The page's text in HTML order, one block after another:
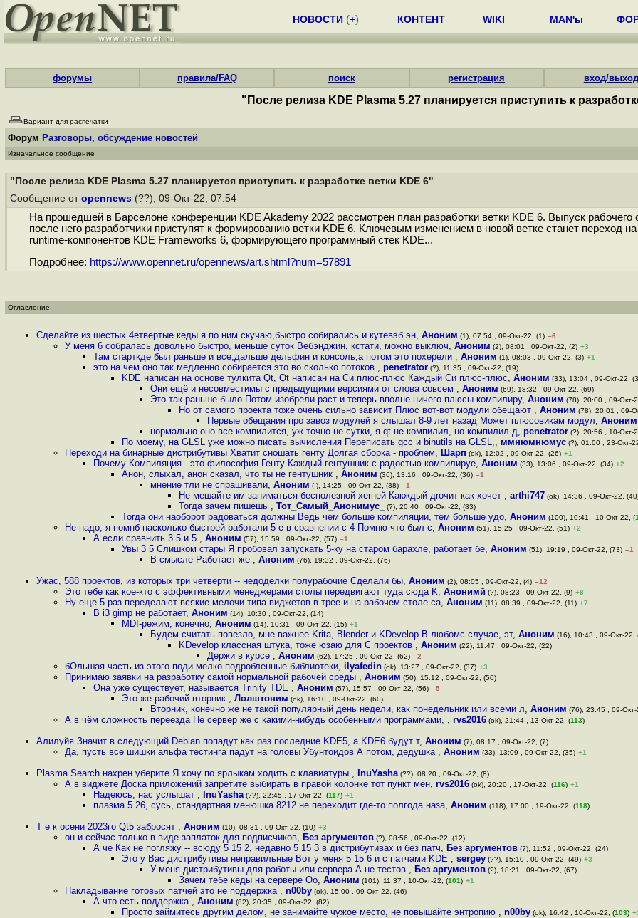
НОВОСТИ (+) КОНТЕНТ WIKI MAN'ы
форумы правила/FAQ поиск регистрация вход/выход
"После релиза KDE Plasma 5.27 планируется приступить к
Вариант для распечатки
Форум Разговоры, обсуждение новостей
Изначальное сообщение
"После релиза KDE Plasma 5.27 планируется приступить к разработке ветки KDE 6"
Сообщение от opennews (??), 09-Окт-22, 07:54
На прошедшей в Барселоне конференции KDE Akademy 2022 рассмотрен план разработки ветки KDE 6. Выпуск
после него разработчики приступят к формированию ветки KDE 6. Ключевым изменением в новой ветке станет переход
runtime-компонентов KDE Frameworks 6, формирующего программный стек KDE...
Подробнее: https://www.opennet.ru/opennews/art.shtml?num=57891
Оглавление
Сделайте из шестых 4етвертые кеды я по ним скучаю,быстро собирались и кутевэб эн, Аноним (1), 07:54 , 09-Окт-22, (1) –6
У меня 6 собралась довольно быстро, меньше суток Вебэнджин, кстати, можно выключ, Аноним (2), 08:01 , 09-Окт-22, (2) +3
Там старткде был раньше и все,дальше дельфин и консоль,а потом это похерели , Аноним (1), 08:03 , 09-Окт-22, (3) +1
это на чем оно так медленно собирается это во сколько потоков , penetrator (?), 11:35 , 09-Окт-22, (19)
KDE написан на основе тулкита Qt, Qt написан на Си плюс-плюс Каждый Си плюс-плюс, Аноним (33), 13:04 , 09-Окт-22,
Они ещё и несовместимы с предыдущими версиями от слова совсем , Аноним (69), 18:32 , 09-Окт-22, (69)
Это так раньше было Потом изобрели раст и теперь вполне ничего плюсы компилиру, Аноним (78), 20:00 , 09-Окт-
Но от самого проекта тоже очень сильно зависит Плюс вот-вот модули обещают , Аноним (78), 20:01 , 09-
Первые обещания про завоз модулей я слышал 8-9 лет назад Может плюсовикам модул, Аноним
нормально оно все компилится, уж точно не сутки, я qt не компилил, но компилил д, penetrator (?), 20:56 , 10-Окт-
По моему, на GLSL уже можно писать вычисления Переписать gcc и binutils на GLSL,, ммнюмнюмус (?), 01:00 , 23-Окт-
Переходи на бинарные дистрибутивы Хватит сношать генту Долгая сборка - проблем, Шарп (ok), 12:02 , 09-Окт-22, (26) +1
Почему Компиляция - это философия Генту Каждый гентушник с радостью компилируе, Аноним (33), 13:06 , 09-Окт-22, (34) +2
Анон, слыхал, анон сказал, что ты не гентушник , Аноним (36), 13:16 , 09-Окт-22, (36) –1
мнение тли не спрашивали, Аноним (-), 14:25 , 09-Окт-22, (38) –1
Не мешайте им заниматься бесполезной xerней Какждый дroчит как хочет , arthi747 (ok), 14:36 , 09-Окт-22,
Тогда зачем пишешь , Тот_Самый_Анонимус_ (?), 20:40 , 09-Окт-22, (83)
Тогда они наоборот радоваться должны Ведь чем больше компиляции, тем больше удо, Аноним (100), 10:41 , 10-Окт-22, (
Не надо, я помнб насколько быстрей работали 5-е в сравнении с 4 Помню что был с, Аноним (51), 15:25 , 09-Окт-22, (51) +2
А если сравнить 3 5 и 5 , Аноним (57), 15:59 , 09-Окт-22, (57) –1
Увы 3 5 Слишком стары Я пробовал запускать 5-ку на старом барахле, работает бе, Аноним (51), 19:19 , 09-Окт-22, (73) –1
В смысле Работает же , Аноним (76), 19:32 , 09-Окт-22, (76)
Ужас, 588 проектов, из которых три четверти -- недоделки полурабочие Сделали бы, Аноним (2), 08:05 , 09-Окт-22, (4) –12
Это тебе как кое-кто с эффективными менеджерами столы передвигают туда сюда K, Анонимй (?), 08:23 , 09-Окт-22, (9) +8
Ну еще 5 раз переделают всякие мелочи типа виджетов в трее и на рабочем столе са, Аноним (11), 08:39 , 09-Окт-22, (11) +7
В i3 gimp не работает, Аноним (14), 10:30 , 09-Окт-22, (14)
MDI-режим, конечно, Аноним (14), 10:31 , 09-Окт-22, (15) +1
Будем считать повезло, мне важнее Krita, Blender и KDevelop В любомс случае, эт, Аноним (16), 10:43 , 09-Окт-22,
KDevelop классная штука, тоже юзаю для C проектов , Аноним (22), 11:47 , 09-Окт-22, (22)
Держи в курсе , Аноним (62), 17:25 , 09-Окт-22, (62) –2
бОльшая часть из этого поди мелко подробленные библиотеки, ilyafedin (ok), 13:27 , 09-Окт-22, (37) +3
Принимаю заявки на разработку самой нормальной рабочей среды , Аноним (50), 15:12 , 09-Окт-22, (50)
Она уже существует, называется Trinity TDE , Аноним (57), 15:57 , 09-Окт-22, (56) –5
Это же рабочий вторник , Лолштоним (ok), 16:10 , 09-Окт-22, (60)
Вторник, конечно же не такой популярный день недели, как понедельник или всеми л, Аноним (76), 23:45 , 09-
А в чём сложность переезда Не сервер же с какими-нибудь особенными программами, , rvs2016 (ok), 21:44 , 13-Окт-22, (113)
Алилуйя Значит в следующий Debian попадут как раз последние KDE5, а KDE6 будут т, Аноним (7), 08:17 , 09-Окт-22, (7)
Да, пусть все шишки альфа тестинга падут на головы Убунтоидов А потом, дедушка , Аноним (33), 13:09 , 09-Окт-22, (35) +1
Plasma Search нахрен уберите Я хочу по ярлыкам ходить с клавиатуры , InuYasha (??), 08:20 , 09-Окт-22, (8)
А в виджете Доска приложений запретите выбирать в правой колонке тот пункт мен, rvs2016 (ok), 20:20 , 17-Окт-22, (116) +1
Надеюсь, нас услышат , InuYasha (??), 22:45 , 17-Окт-22, (117) +1
плазма 5 26, сусь, стандартная менюшка 8212 не переходит где-то полгода наза, Аноним (118), 17:00 , 19-Окт-22, (118)
Т е к осени 2023го Qt5 забросят , Аноним (10), 08:31 , 09-Окт-22, (10) +3
он и сейчас только в виде заплаток для подписчиков, Без аргументов (?), 08:56 , 09-Окт-22, (12)
А че Как не погляжу -- всюду 5 15 2, недавно 5 15 3 в дистрибутивах и без патч, Без аргументов (?), 11:52 , 09-Окт-22, (24)
Это у Вас дистрибутивы неправильные Вот у меня 5 15 6 и с патчами KDE , sergey (??), 15:10 , 09-Окт-22, (49) +3
У меня дистрибутивы для работы или сервера А не тестов , Без аргументов (?), 18:21 , 09-Окт-22, (67)
Зачем тебе кеды на сервере Оо, Аноним (101), 11:37 , 10-Окт-22, (101) +1
Накладывание готовых патчей это не поддержка , n00by (ok), 15:00 , 09-Окт-22, (46)
А что есть поддержка , Аноним (82), 20:35 , 09-Окт-22, (82)
Просто займитесь другим делом, не занимайте чужое место, не повышайте энтропию , n00by (ok), 16:42 , 10-Окт-22, (103)